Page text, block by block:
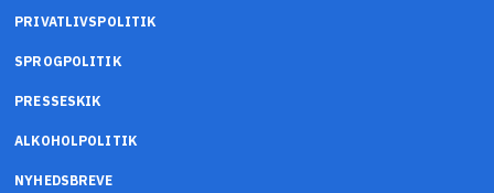
PRIVATLIVSPOLITIK
SPROGPOLITIK
PRESSESKIK
ALKOHOLPOLITIK
NYHEDSBREVE